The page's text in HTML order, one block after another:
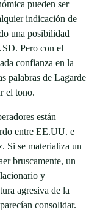
pueden ser
indicación de
una posibilidad
Pero con el
confianza en la
palabras de Lagarde
el tono.
están
entre EE.UU. e
Si se materializa un
bruscamente, un
y
agresiva de la
consolidar.